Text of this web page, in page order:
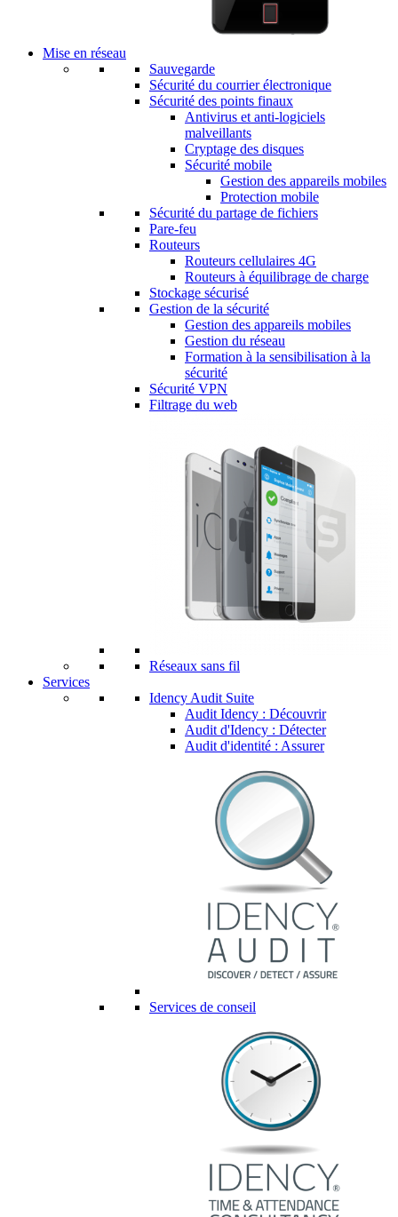
Mise en réseau
Sauvegarde
Sécurité du courrier électronique
Sécurité des points finaux
Antivirus et anti-logiciels
malveillants
Cryptage des disques
Sécurité mobile
Gestion des appareils mobiles
Protection mobile
Sécurité du partage de fichiers
Pare-feu
Routeurs
Routeurs cellulaires 4G
Routeurs à équilibrage de charge
Stockage sécurisé
Gestion de la sécurité
Gestion des appareils mobiles
Gestion du réseau
Formation à la sensibilisation à la
sécurité
Sécurité VPN
Filtrage du web
Réseaux sans fil
Services
Idency Audit Suite
Audit Idency : Découvrir
Audit d'Idency : Détecter
Audit d'identité : Assurer
Services de conseil